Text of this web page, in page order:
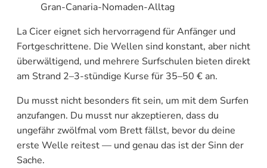
Gran-Canaria-Nomaden-Alltag
La Cicer eignet sich hervorragend für Anfänger und
Fortgeschrittene. Die Wellen sind konstant, aber nicht
überwältigend, und mehrere Surfschulen bieten direkt
am Strand 2–3-stündige Kurse für 35–50 € an.
Du musst nicht besonders fit sein, um mit dem Surfen
anzufangen. Du musst nur akzeptieren, dass du
ungefähr zwölfmal vom Brett fällst, bevor du deine
erste Welle reitest — und genau das ist der Sinn der
Sache.